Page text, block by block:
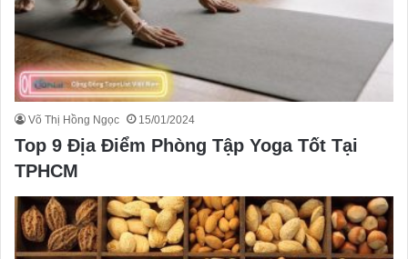
Võ Thị Hồng Ngọc 15/01/2024
Top 9 Địa Điểm Phòng Tập Yoga Tốt Tại
TPHCM